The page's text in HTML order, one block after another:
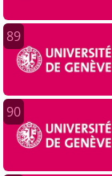
89
90